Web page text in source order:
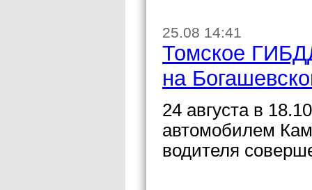
25.08 14:41
Томское
на
24 августа в
автомобилем
водителя